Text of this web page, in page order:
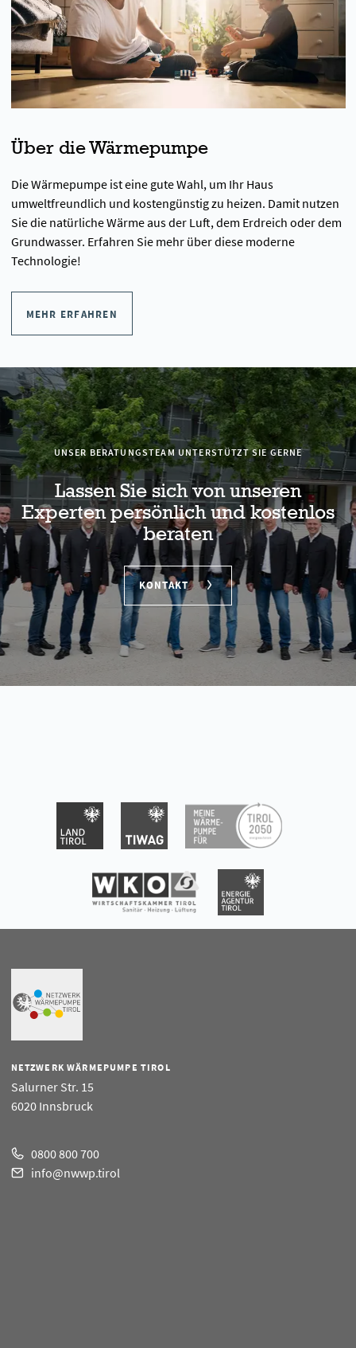
Über die Wärmepumpe
Die Wärmepumpe ist eine gute Wahl, um Ihr Haus
umweltfreundlich und kostengünstig zu heizen. Damit nutzen
Sie die natürliche Wärme aus der Luft, dem Erdreich oder dem
Grundwasser. Erfahren Sie mehr über diese moderne
Technologie!
MEHR ERFAHREN
UNSER BERATUNGSTEAM UNTERSTÜTZT SIE GERNE
Lassen Sie sich von unseren
Experten persönlich und kostenlos
beraten
KONTAKT
NETZWERK WÄRMEPUMPE TIROL
Salurner Str. 15
6020 Innsbruck
0800 800 700
info@nwwp.tirol